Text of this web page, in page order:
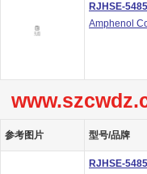
RJHSE-
Amphenol
参考图片 型号/品牌
RJHSE-